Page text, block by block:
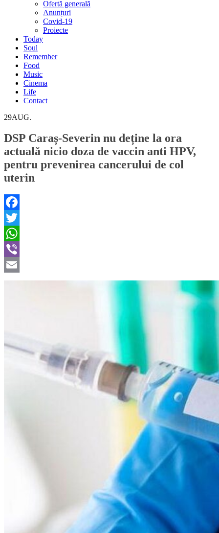
Ofertă generală
Anunțuri
Covid-19
Proiecte
Today
Soul
Remember
Food
Music
Cinema
Life
Contact
29AUG.
DSP Caraș-Severin nu deține la ora
actuală nicio doza de vaccin anti HPV,
pentru prevenirea cancerului de col
uterin
Facebook
Twitter
WhatsApp
Viber
Email